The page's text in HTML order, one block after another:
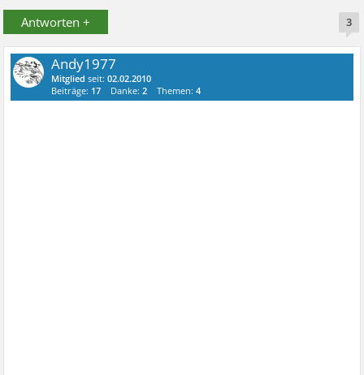
Antworten + 3
Andy1977
Mitglied seit:02.02.2010
Beiträge: 17 Danke:2 Themen:4